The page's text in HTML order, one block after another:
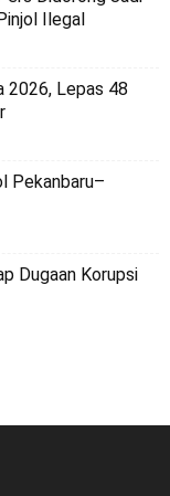
Ilegal
2026, Lepas 48
Pekanbaru–
Dugaan Korupsi